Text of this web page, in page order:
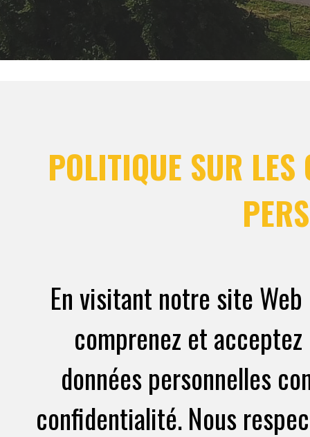
POLITIQUE SUR LES
En visitant notre site
comprenez et
données personnelles
confidentialité. Nous